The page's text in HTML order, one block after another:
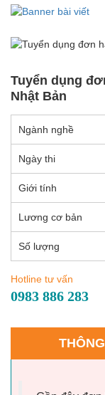
Tuyển dụng
Nhật Bản
Ngành nghề
Ngày thi
Giới tính
Lương cơ bản
Số lượng
Hotline tư vấn
0983 886 283